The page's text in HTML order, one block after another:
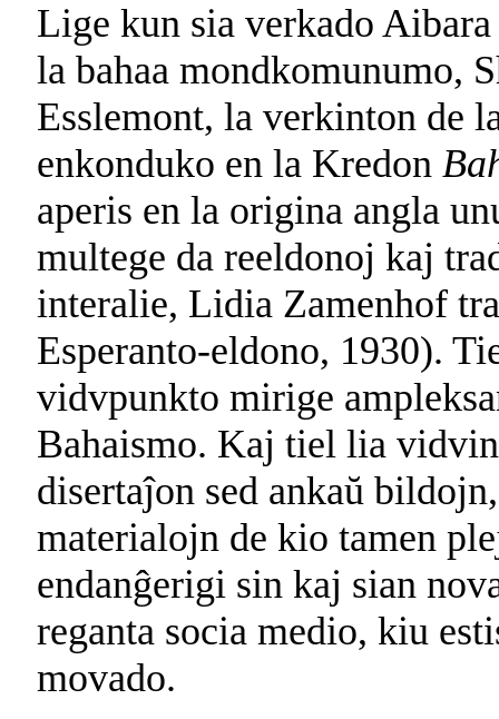
Lige kun sia verkado
la bahaa mondkomunumo,
Esslemont, la verkinton de
enkonduko en la Kredon
aperis en la origina angla
multege da reeldonoj kaj
interalie, Lidia Zamenhof
Esperanto-eldono, 1930).
vidvpunkto mirige
Bahaismo. Kaj tiel lia
disertaĵon sed ankaŭ
materialojn de kio tamen
endanĝerigi sin kaj sian
reganta socia medio, kiu
movado.